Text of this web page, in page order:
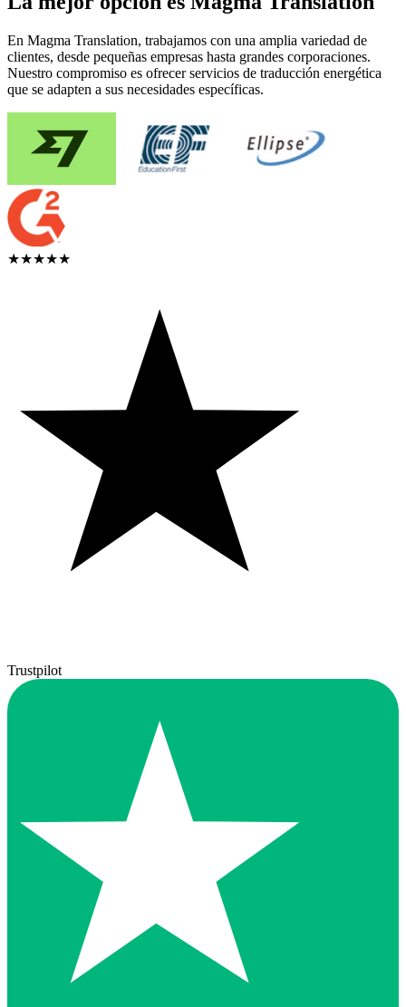
En Magma Translation, trabajamos con una amplia variedad de
clientes, desde pequeñas empresas hasta grandes corporaciones.
Nuestro compromiso es ofrecer servicios de traducción energética
que se adapten a sus necesidades específicas.
★★★★★
Trustpilot